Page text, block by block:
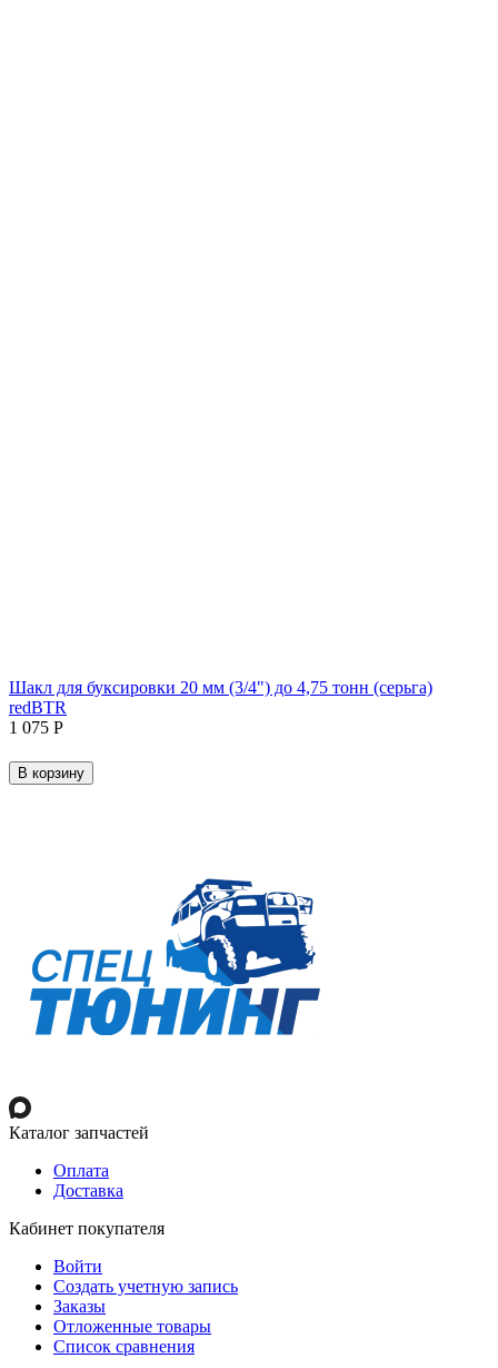
Шакл для буксировки 20 мм (3/4") до 4,75 тонн (серьга)
redBTR
1 075 Р
В корзину
Каталог запчастей
Оплата
Доставка
Кабинет покупателя
Войти
Создать учетную запись
Заказы
Отложенные товары
Список сравнения